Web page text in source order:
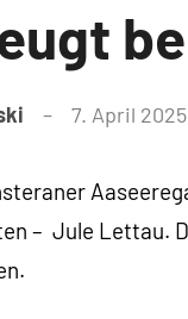
7. April 2025
– Jule Lettau.